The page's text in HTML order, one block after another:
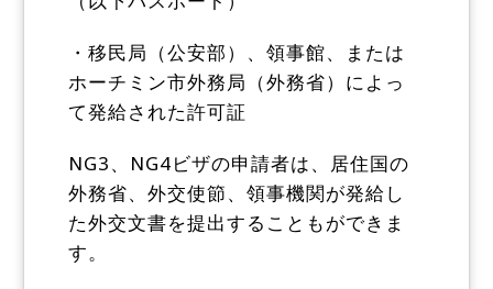
・移民局（公安部）、領事館、または
ホーチミン市外務局（外務省）によっ
て発給された許可証
NG3、NG4ビザの申請者は、居住国の
外務省、外交使節、領事機関が発給し
た外交文書を提出することもができま
す。